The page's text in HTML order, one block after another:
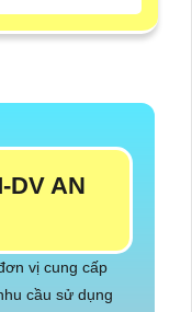
DV AN
vị cung cấp
cầu sử dụng